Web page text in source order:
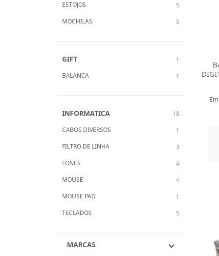
ESTOJOS
5
MOCHILAS
5
GIFT
1
BALANCA
1
INFORMATICA
18
CABOS DIVERSOS
1
FILTRO DE LINHA
3
FONES
4
MOUSE
4
MOUSE PAD
1
TECLADOS
5
MARCAS